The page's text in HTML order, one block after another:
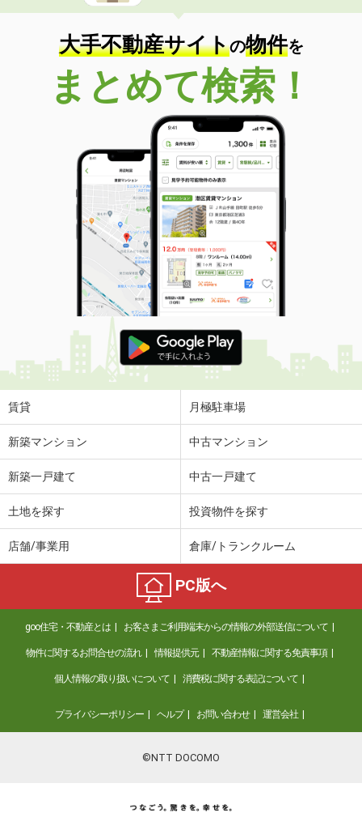
大手不動産サイトの物件を
まとめて検索！
賃貸 月極駐車場
新築マンション 中古マンション
新築一戸建て 中古一戸建て
土地を探す 投資物件を探す
店舗/事業用 倉庫/トランクルーム
PC版へ
goo住宅・不動産とは お客さまご利用端末からの情報の外部送信について
物件に関するお問合せの流れ 情報提供元 不動産情報に関する免責事項
個人情報の取り扱いについて 消費税に関する表記について
プライバシーポリシー ヘルプ お問い合わせ 運営会社
©NTT DOCOMO